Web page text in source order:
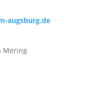
augsburg.de
Mering